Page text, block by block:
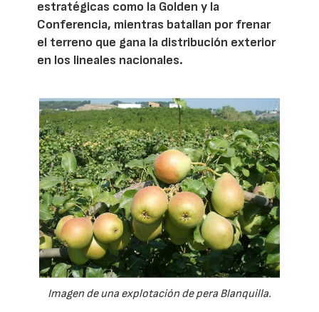
estratégicas como la Golden y la
Conferencia, mientras batallan por frenar
el terreno que gana la distribución exterior
en los lineales nacionales.
Imagen de una explotación de pera Blanquilla.